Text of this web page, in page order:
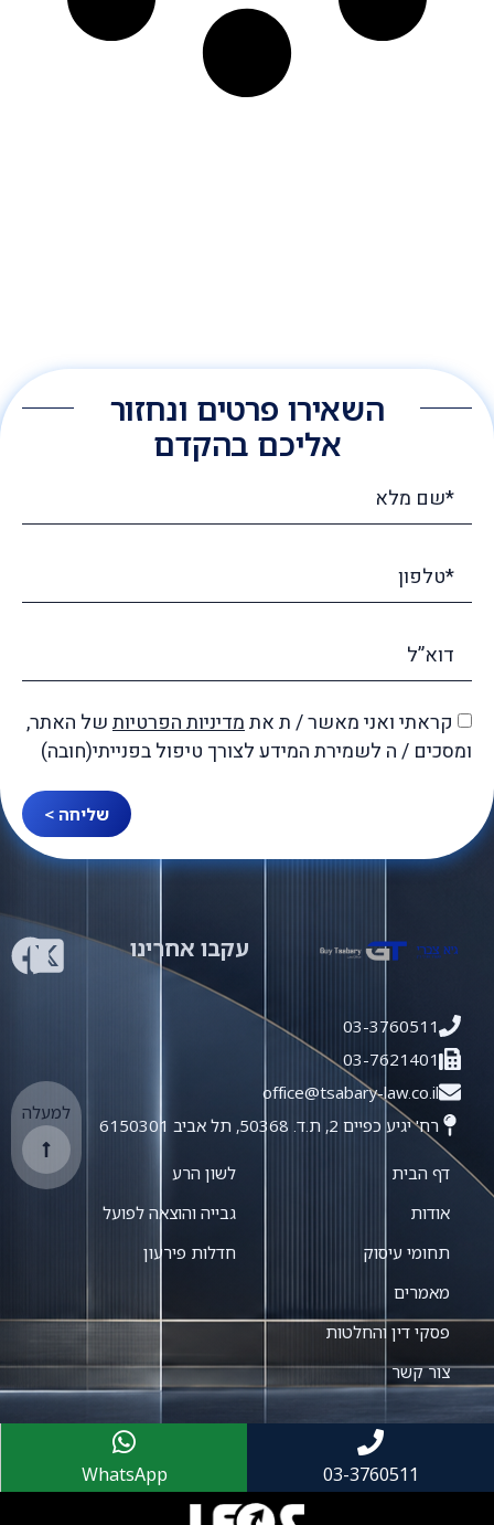
השאירו פרטים ונחזור
אליכם בהקדם
קראתי ואני מאשר / ת אתמדיניות הפרטיותשל האתר,
ומסכים / ה לשמירת המידע לצורך טיפול בפנייתי(חובה)
שליחה >
עקבו אחרינו
03-3760511
03-7621401
office@tsabary-law.co.il
רח' יגיע כפיים 2, ת.ד. 50368, תל אביב 6150301
דף הבית
אודות
תחומי עיסוק
מאמרים
פסקי דין והחלטות
צור קשר
לשון הרע
גבייה והוצאה לפועל
חדלות פירעון
למעלה
03-3760511
WhatsApp